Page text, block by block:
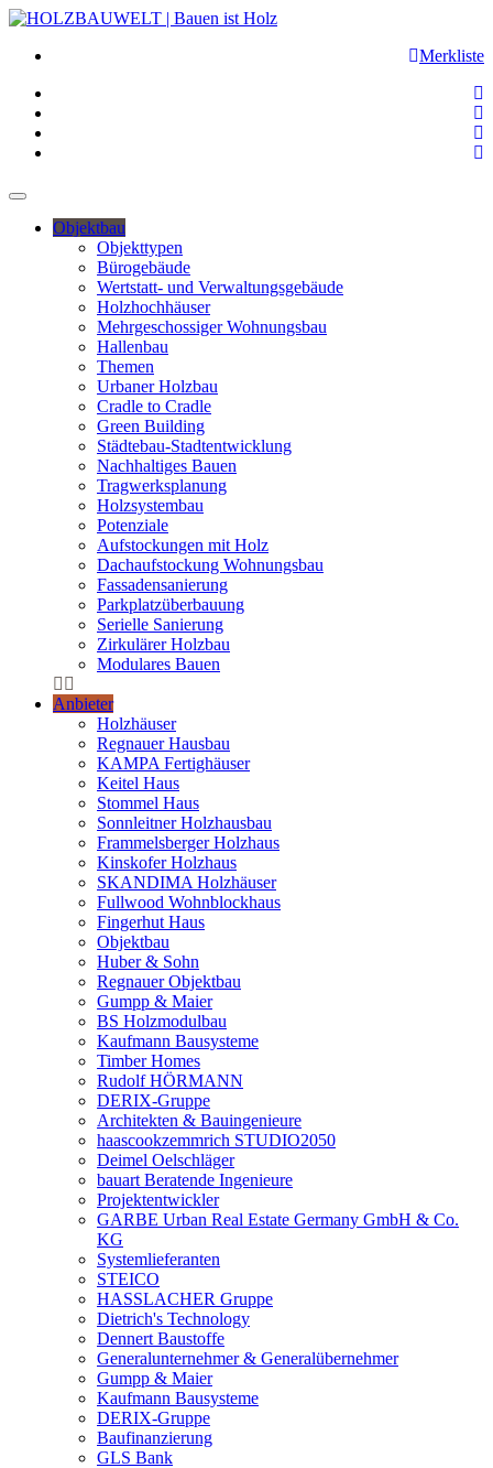
Merkliste
Objektbau
Objekttypen
Bürogebäude
Wertstatt- und Verwaltungsgebäude
Holzhochhäuser
Mehrgeschossiger Wohnungsbau
Hallenbau
Themen
Urbaner Holzbau
Cradle to Cradle
Green Building
Städtebau-Stadtentwicklung
Nachhaltiges Bauen
Tragwerksplanung
Holzsystembau
Potenziale
Aufstockungen mit Holz
Dachaufstockung Wohnungsbau
Fassadensanierung
Parkplatzüberbauung
Serielle Sanierung
Zirkulärer Holzbau
Modulares Bauen
Anbieter
Holzhäuser
Regnauer Hausbau
KAMPA Fertighäuser
Keitel Haus
Stommel Haus
Sonnleitner Holzhausbau
Frammelsberger Holzhaus
Kinskofer Holzhaus
SKANDIMA Holzhäuser
Fullwood Wohnblockhaus
Fingerhut Haus
Objektbau
Huber & Sohn
Regnauer Objektbau
Gumpp & Maier
BS Holzmodulbau
Kaufmann Bausysteme
Timber Homes
Rudolf HÖRMANN
DERIX-Gruppe
Architekten & Bauingenieure
haascookzemmrich STUDIO2050
Deimel Oelschläger
bauart Beratende Ingenieure
Projektentwickler
GARBE Urban Real Estate Germany GmbH & Co.
KG
Systemlieferanten
STEICO
HASSLACHER Gruppe
Dietrich's Technology
Dennert Baustoffe
Generalunternehmer & Generalübernehmer
Gumpp & Maier
Kaufmann Bausysteme
DERIX-Gruppe
Baufinanzierung
GLS Bank